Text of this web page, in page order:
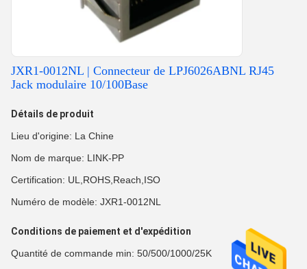
JXR1-0012NL | Connecteur de LPJ6026ABNL RJ45
Jack modulaire 10/100Base
Détails de produit
Lieu d'origine: La Chine
Nom de marque: LINK-PP
Certification: UL,ROHS,Reach,ISO
Numéro de modèle: JXR1-0012NL
Conditions de paiement et d'expédition
Quantité de commande min: 50/500/1000/25K